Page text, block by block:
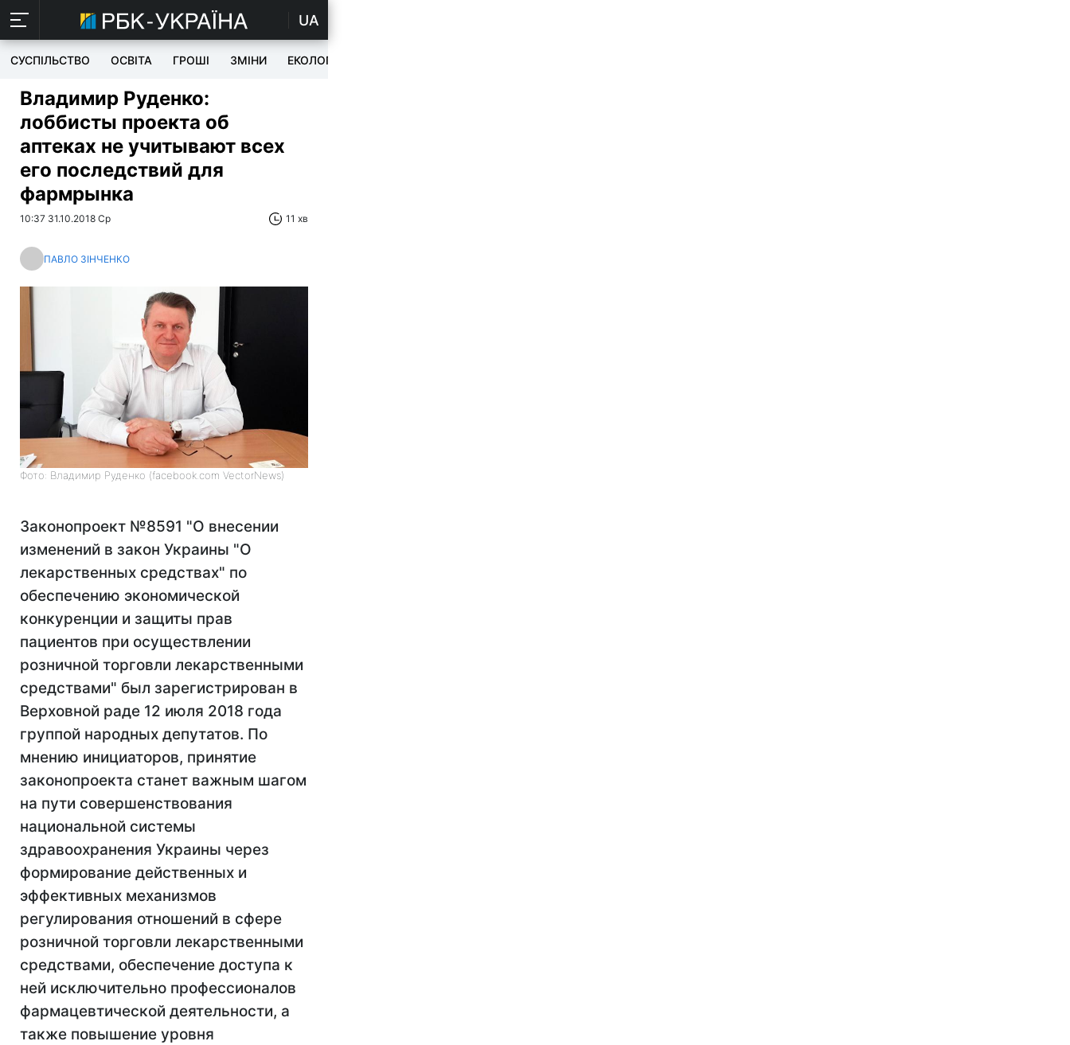
UA
СУСПІЛЬСТВО ОСВІТА ГРОШІ ЗМІНИ ЕКОЛОГІЯ
Владимир Руденко:
лоббисты проекта об
аптеках не учитывают всех
его последствий для
фармрынка
10:37 31.10.2018 Ср 11 хв
ПАВЛО ЗІНЧЕНКО
Фото: Владимир Руденко (facebook.com VectorNews)
Законопроект №8591 "О внесении
изменений в закон Украины "О
лекарственных средствах" по
обеспечению экономической
конкуренции и защиты прав
пациентов при осуществлении
розничной торговли лекарственными
средствами" был зарегистрирован в
Верховной раде 12 июля 2018 года
группой народных депутатов. По
мнению инициаторов, принятие
законопроекта станет важным шагом
на пути совершенствования
национальной системы
здравоохранения Украины через
формирование действенных и
эффективных механизмов
регулирования отношений в сфере
розничной торговли лекарственными
средствами, обеспечение доступа к
ней исключительно профессионалов
фармацевтической деятельности, а
также повышение уровня